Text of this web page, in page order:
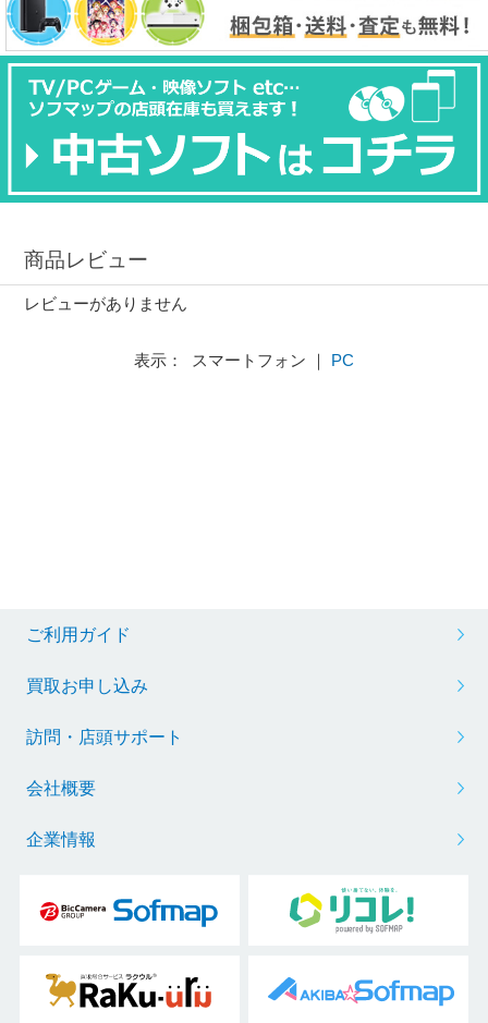
商品レビュー
レビューがありません
表示： スマートフォン ｜ PC
ご利用ガイド
買取お申し込み
訪問・店頭サポート
会社概要
企業情報